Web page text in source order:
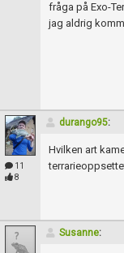
fråga på Exo-
jag aldrig
11
8
durango95:
Hvilken art
Susanne: